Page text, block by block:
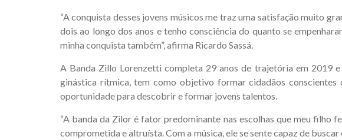
“A conquista desses jovens músicos me traz uma satisfação muito
dois ao longo dos anos e tenho consciência do quanto se
minha conquista também”, afirma Ricardo Sassá.
A Banda Zillo Lorenzetti completa 29 anos de trajetória em 2019
ginástica rítmica, tem como objetivo formar cidadãos conscientes
oportunidade para descobrir e formar jovens talentos.
“A banda da Zilor é fator predominante nas escolhas que meu filho
comprometida e altruísta. Com a música, ele se sente capaz de